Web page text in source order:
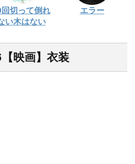
切って倒れ
い木はない
エラー
映画】衣装